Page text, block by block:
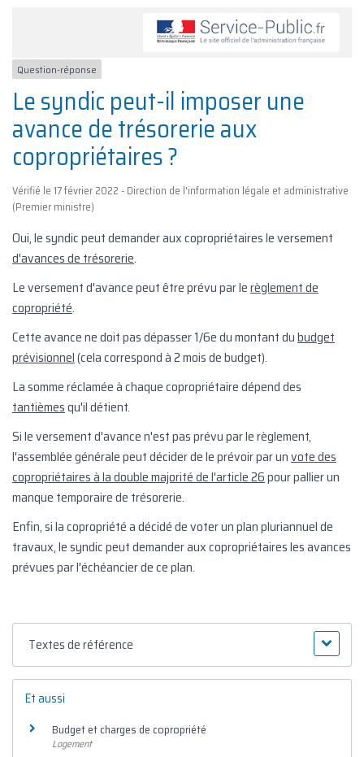
Question-réponse
Le syndic peut-il imposer une
avance de trésorerie aux
copropriétaires ?
Vérifié le 17 février 2022 - Direction de l'information légale et administrative
(Premier ministre)
Oui, le syndic peut demander aux copropriétaires le versement
d'avances de trésorerie.
Le versement d'avance peut être prévu par lerèglement de
copropriété.
Cette avance ne doit pas dépasser 1/6edu montant dubudget
prévisionnel(cela correspond à 2 mois de budget).
La somme réclamée à chaque copropriétaire dépend des
tantièmesqu'il détient.
Si le versement d'avance n'est pas prévu par le règlement,
l'assemblée générale peut décider de le prévoir par unvote des
copropriétaires à la double majorité de l'article 26pour pallier un
manque temporaire de trésorerie.
Enfin, si la copropriété a décidé de voter un plan pluriannuel de
travaux, le syndic peut demander aux copropriétaires les avances
prévues par l'échéancier de ce plan.
Textes de référence
Et aussi
Budget et charges de copropriété
Logement